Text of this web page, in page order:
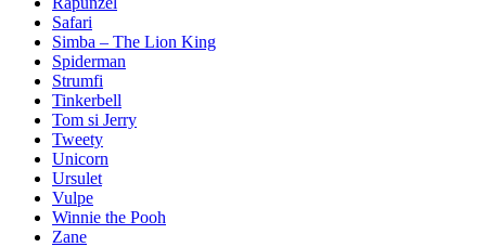
Safari
Simba – The Lion King
Spiderman
Strumfi
Tinkerbell
Tom si Jerry
Tweety
Unicorn
Ursulet
Vulpe
Winnie the Pooh
Zane